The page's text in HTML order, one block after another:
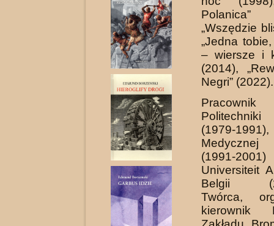
„Wszędzie
„Jedna
– wiersze i
(2014),
Negri” (2022).
(1979-
(1991-
Universiteit
Belgii
Twórca,
kierownik